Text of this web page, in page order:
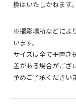
換はいたしかねます。
※撮影場所などによ
います。
サイズは全て平置き
差がある場合がござ
予めご了承ください